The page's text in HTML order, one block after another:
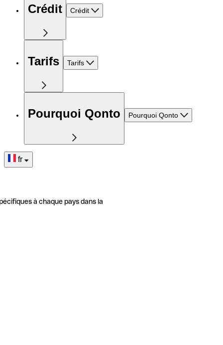
Crédit Crédit
Tarifs Tarifs
Pourquoi Qonto Pourquoi Qonto
fr
à chaque pays dans la